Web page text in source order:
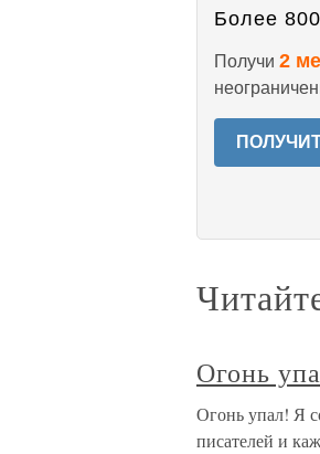
Более
Получи 2
Огонь
Огонь упал! Я
писателей и